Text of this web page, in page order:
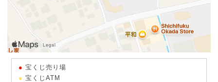
宝くじ売り場
宝くじATM